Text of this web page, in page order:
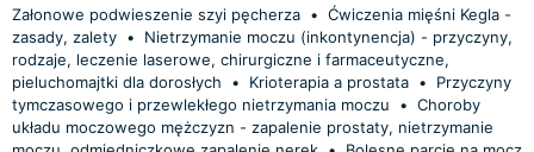
Załonowe podwieszenie szyi pęcherza • Ćwiczenia mięśni Kegla -
zasady, zalety •
Nietrzymanie moczu (inkontynencja) - przyczyny,
rodzaje, leczenie laserowe, chirurgiczne i farmaceutyczne,
pieluchomajtki dla dorosłych
• Krioterapia a prostata •
Przyczyny
tymczasowego i przewlekłego nietrzymania moczu
• Choroby
układu moczowego mężczyzn - zapalenie prostaty, nietrzymanie